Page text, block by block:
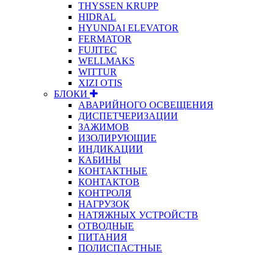
THYSSEN KRUPP
HIDRAL
HYUNDAI ELEVATOR
FERMATOR
FUJITEC
WELLMAKS
WITTUR
XIZI OTIS
БЛОКИ
АВАРИЙНОГО ОСВЕЩЕНИЯ
ДИСПЕТЧЕРИЗАЦИИ
ЗАЖИМОВ
ИЗОЛИРУЮЩИЕ
ИНДИКАЦИИ
КАБИНЫ
КОНТАКТНЫЕ
КОНТАКТОВ
КОНТРОЛЯ
НАГРУЗОК
НАТЯЖНЫХ УСТРОЙСТВ
ОТВОДНЫЕ
ПИТАНИЯ
ПОЛИСПАСТНЫЕ